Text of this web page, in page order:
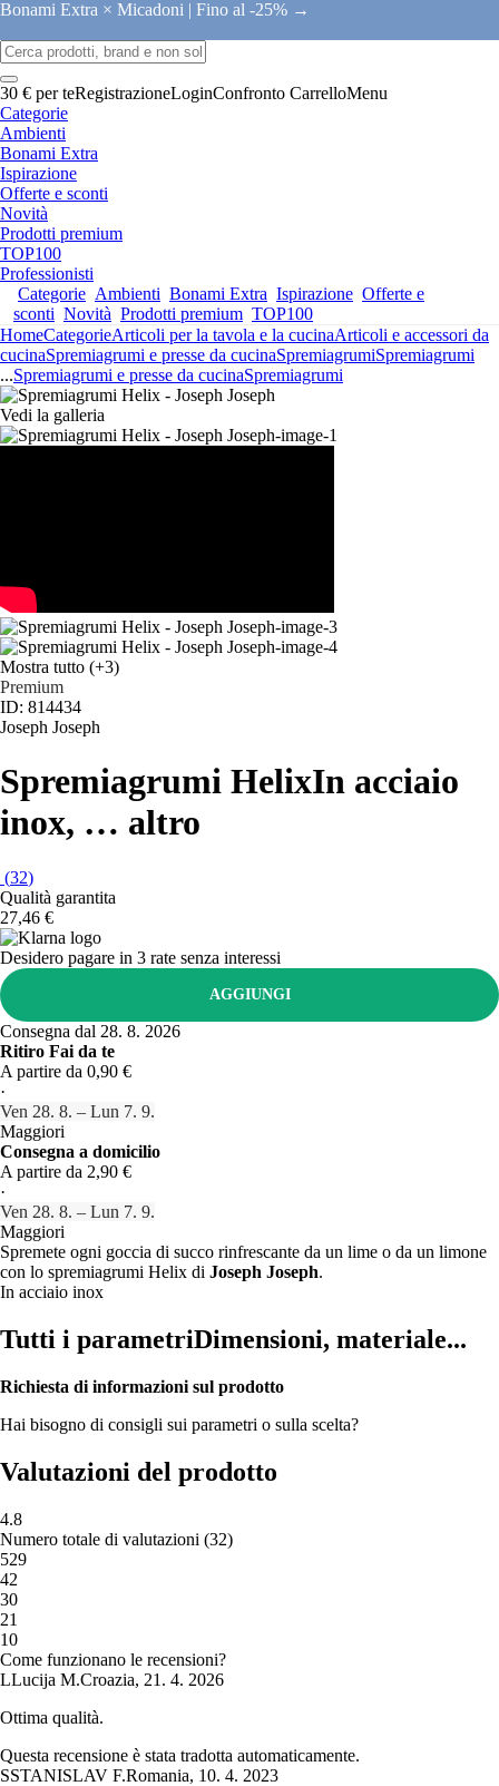
Bonami Extra × Micadoni | Fino al -25% →
30 € per teRegistrazioneLoginConfronto CarrelloMenu
Categorie
Ambienti
Bonami Extra
Ispirazione
Offerte e sconti
Novità
Prodotti premium
TOP100
Professionisti
Categorie Ambienti Bonami Extra Ispirazione Offerte e
sconti Novità Prodotti premium TOP100
HomeCategorieArticoli per la tavola e la cucinaArticoli e accessori da
cucinaSpremiagrumi e presse da cucinaSpremiagrumiSpremiagrumi
...Spremiagrumi e presse da cucinaSpremiagrumi
Vedi la galleria
Mostra tutto (+3)
Premium
ID: 814434
Joseph Joseph
Spremiagrumi HelixIn acciaio
inox, … altro
(32)
Qualità garantita
27,46 €
Desidero pagare in 3 rate senza interessi
AGGIUNGI
Consegna dal 28. 8. 2026
Ritiro Fai da te
A partire da 0,90 €
·
Ven 28. 8. – Lun 7. 9.
Maggiori
Consegna a domicilio
A partire da 2,90 €
·
Ven 28. 8. – Lun 7. 9.
Maggiori
Spremete ogni goccia di succo rinfrescante da un lime o da un limone
con lo spremiagrumi Helix di Joseph Joseph.
In acciaio inox
Tutti i parametriDimensioni, materiale...
Richiesta di informazioni sul prodotto
Hai bisogno di consigli sui parametri o sulla scelta?
Valutazioni del prodotto
4.8
Numero totale di valutazioni (32)
529
42
30
21
10
Come funzionano le recensioni?
LLucija M.Croazia, 21. 4. 2026
Ottima qualità.
Questa recensione è stata tradotta automaticamente.
SSTANISLAV F.Romania, 10. 4. 2023